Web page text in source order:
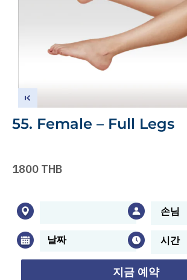
55. Female – Full Legs
1800 THB
지금 예약